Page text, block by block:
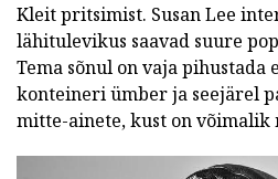
Kleit pritsimist. Susan Lee
lähitulevikus saavad suure
Tema sõnul on vaja
konteineri ümber ja seejärel
mitte-ainete, kust on võimalik